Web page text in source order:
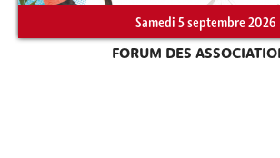
Samedi 5 septembre 2026
FORUM DES